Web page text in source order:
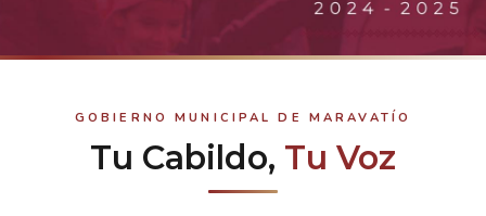
GOBIERNO MUNICIPAL DE MARAVATÍO
Tu Cabildo, Tu Voz